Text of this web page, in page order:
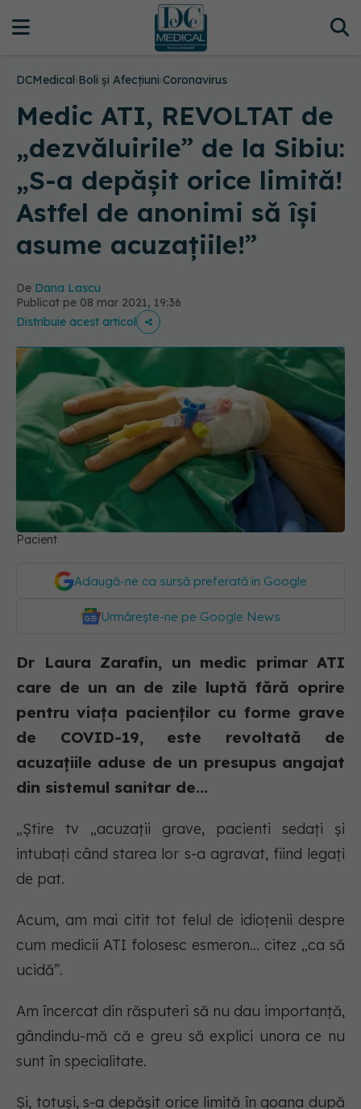
DCMedical›Boli și Afecțiuni›Coronavirus
Medic ATI, REVOLTAT de
„dezvăluirile” de la Sibiu:
„S-a depășit orice limită!
Astfel de anonimi să își
asume acuzațiile!”
De Dana Lascu
Publicat pe 08 mar 2021, 19:36
Distribuie acest articol
Pacient
Adaugă-ne ca sursă preferată în Google
Urmărește-ne pe Google News
Dr Laura Zarafin, un medic primar ATI
care de un an de zile luptă fără oprire
pentru viața pacienților cu forme grave
de COVID-19, este revoltată de
acuzațiile aduse de un presupus angajat
din sistemul sanitar de...
„Știre tv „acuzații grave, pacienti sedați și
intubați când starea lor s-a agravat, fiind legați
de pat.
Acum, am mai citit tot felul de idioțenii despre
cum medicii ATI folosesc esmeron... citez „ca să
ucidă”.
Am încercat din răsputeri să nu dau importanță,
gândindu-mă că e greu să explici unora ce nu
sunt în specialitate.
Și, totuși, s-a depășit orice limită în goana după